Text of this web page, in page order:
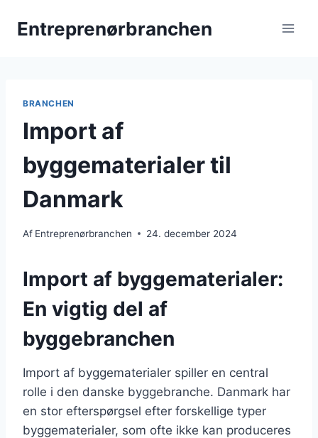
Entreprenørbranchen
BRANCHEN
Import af
byggematerialer til
Danmark
Af Entreprenørbranchen 24. december 2024
Import af byggematerialer:
En vigtig del af
byggebranchen
Import af byggematerialer spiller en central
rolle i den danske byggebranche. Danmark har
en stor efterspørgsel efter forskellige typer
byggematerialer, som ofte ikke kan produceres